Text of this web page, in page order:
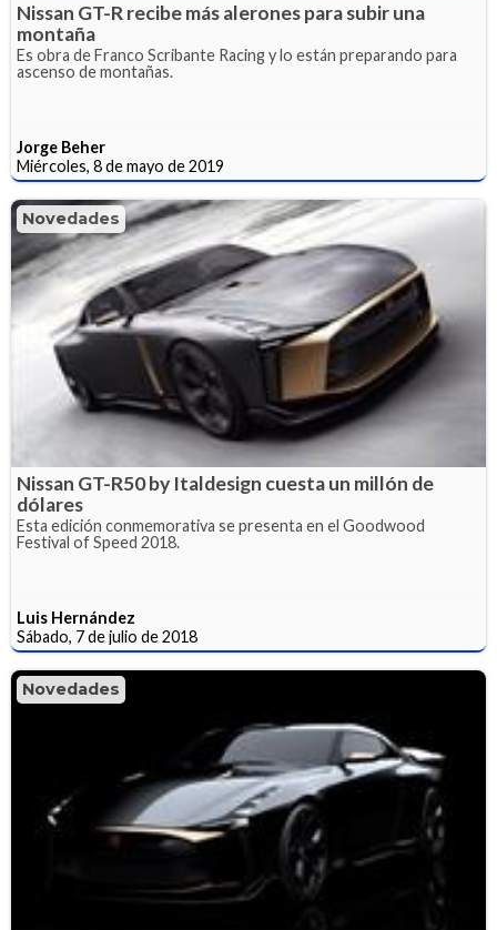
Nissan GT-R recibe más alerones para subir una
montaña
Es obra de Franco Scribante Racing y lo están preparando para
ascenso de montañas.
Jorge Beher
Miércoles, 8 de mayo de 2019
Novedades
Nissan GT-R50 by Italdesign cuesta un millón de
dólares
Esta edición conmemorativa se presenta en el Goodwood
Festival of Speed 2018.
Luis Hernández
Sábado, 7 de julio de 2018
Novedades